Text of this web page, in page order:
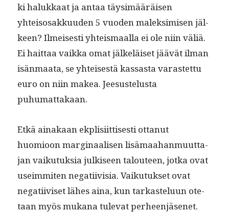
ki halukkaat ja antaa täysimääräisen
yhteisosakku­u­den 5 vuo­den malek­simisen jäl­
keen? Ilmeis­es­ti yhteis­maal­la ei ole niin väliä.
Ei hait­taa vaik­ka omat jälkeläiset jäävät ilman
isän­maa­ta, se yhteis­es­tä kas­sas­ta varastet­tu
euro on niin makea. Jeesustelus­ta
puhumattakaan.
Etkä ainakaan ekplisi­it­tis­es­ti ottanut
huomioon mar­gin­aalisen lisä­maa­han­muut­ta­
jan vaiku­tuk­sia julkiseen talouteen, jot­ka ovat
useim­miten negati­ivisia. Vaiku­tuk­set ovat
negati­iviset läh­es aina, kun tarkastelu­un ote­
taan myös mukana tule­vat per­heen­jäsenet.